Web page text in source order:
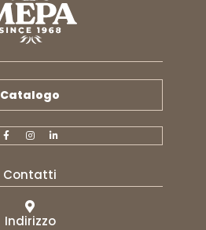
Catalogo
Contatti
Indirizzo